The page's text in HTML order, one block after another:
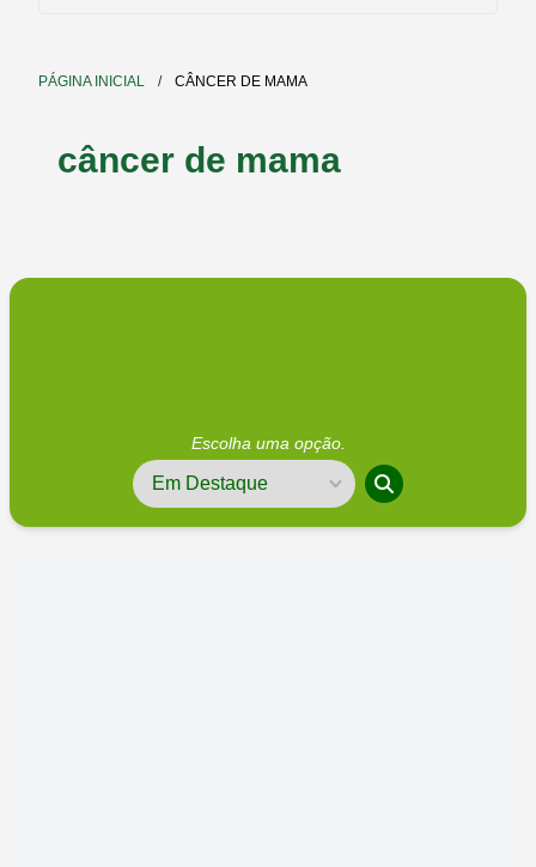
PÁGINA INICIAL / CÂNCER DE MAMA
câncer de mama
Escolha uma opção.